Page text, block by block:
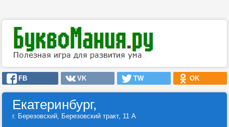
FB VK TW OK
Екатеринбург,
г. Березовский, Березовский тракт, 11 А